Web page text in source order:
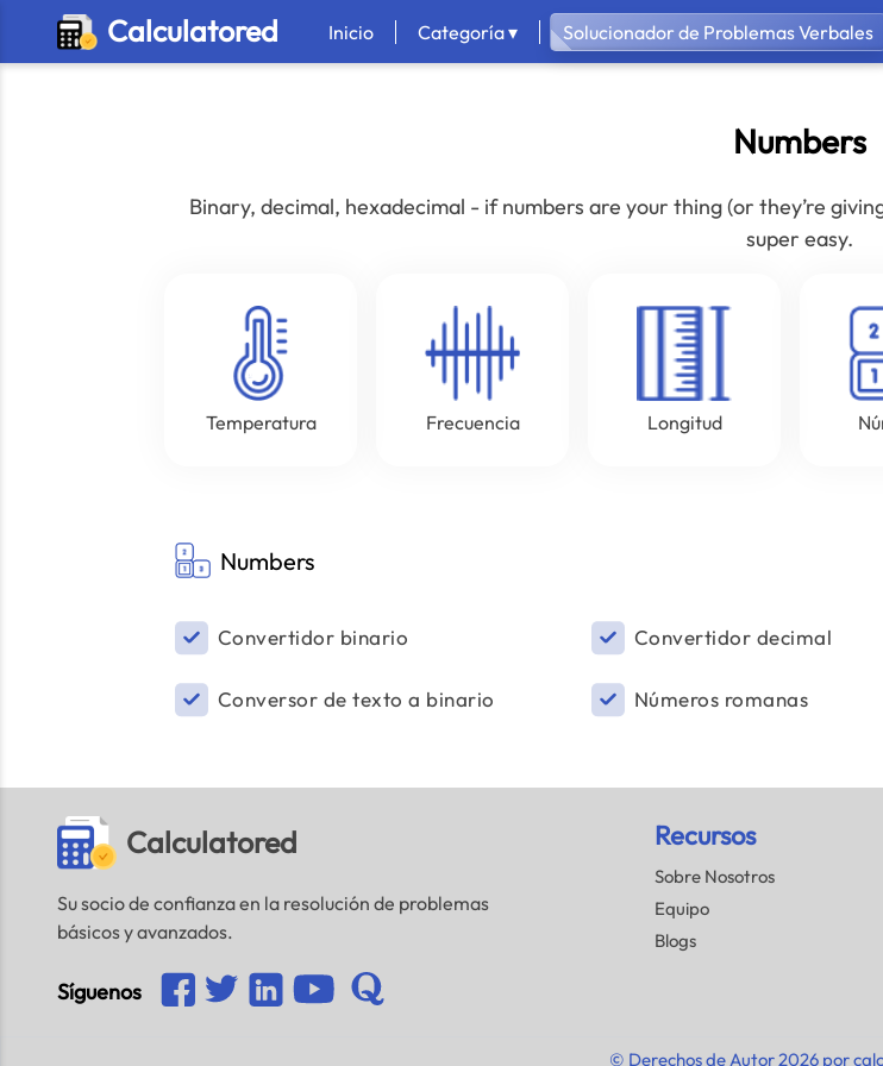
Calculatored Inicio Categoría ▾ Solucionador de Problemas Verbales
Numbers
Binary, decimal, hexadecimal - if numbers are your thing (or they’re
super easy.
Temperatura Frecuencia Longitud
Numbers
Convertidor binario Convertidor decimal
Conversor de texto a binario Números romanas
Calculatored
Su socio de confianza en la resolución de problemas
básicos y avanzados.
Síguenos
Recursos
Sobre Nosotros
Equipo
Blogs
© Derechos de Autor 2026 por